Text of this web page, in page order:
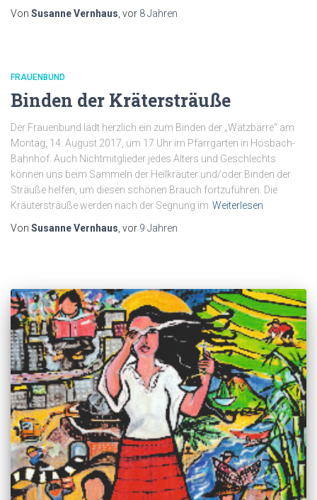
Von Susanne Vernhaus , vor 8 Jahren
FRAUENBUND
Binden der Krätersträuße
Der Frauenbund lädt herzlich ein zum Binden der „Wätzbärre“ am
Montag, 14. August 2017, um 17 Uhr im Pfarrgarten in Hösbach-
Bahnhof. Auch Nichtmitglieder jedes Alters und Geschlechts
können uns beim Sammeln der Heilkräuter und/oder Binden der
Sträuße helfen, um diesen schönen Brauch fortzuführen. Die
Kräutersträuße werden nach der Segnung im Weiterlesen
Von Susanne Vernhaus , vor 9 Jahren